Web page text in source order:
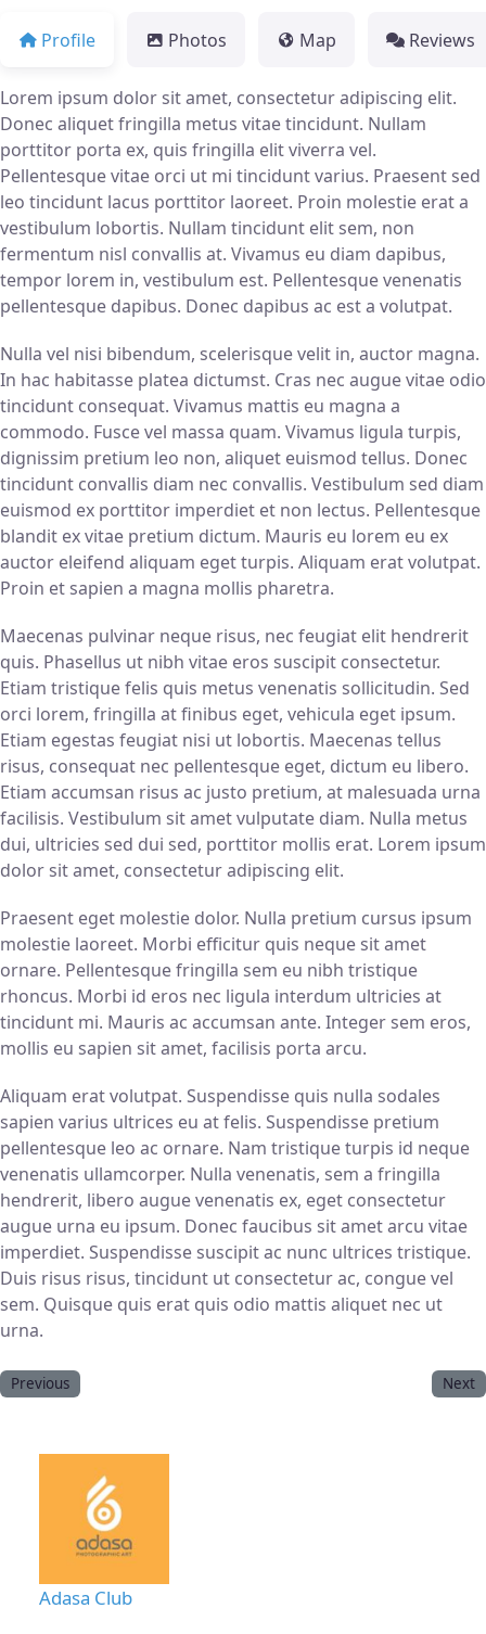
Profile Photos Map Reviews
Lorem ipsum dolor sit amet, consectetur adipiscing elit.
Donec aliquet fringilla metus vitae tincidunt. Nullam
porttitor porta ex, quis fringilla elit viverra vel.
Pellentesque vitae orci ut mi tincidunt varius. Praesent sed
leo tincidunt lacus porttitor laoreet. Proin molestie erat a
vestibulum lobortis. Nullam tincidunt elit sem, non
fermentum nisl convallis at. Vivamus eu diam dapibus,
tempor lorem in, vestibulum est. Pellentesque venenatis
pellentesque dapibus. Donec dapibus ac est a volutpat.
Nulla vel nisi bibendum, scelerisque velit in, auctor magna.
In hac habitasse platea dictumst. Cras nec augue vitae odio
tincidunt consequat. Vivamus mattis eu magna a
commodo. Fusce vel massa quam. Vivamus ligula turpis,
dignissim pretium leo non, aliquet euismod tellus. Donec
tincidunt convallis diam nec convallis. Vestibulum sed diam
euismod ex porttitor imperdiet et non lectus. Pellentesque
blandit ex vitae pretium dictum. Mauris eu lorem eu ex
auctor eleifend aliquam eget turpis. Aliquam erat volutpat.
Proin et sapien a magna mollis pharetra.
Maecenas pulvinar neque risus, nec feugiat elit hendrerit
quis. Phasellus ut nibh vitae eros suscipit consectetur.
Etiam tristique felis quis metus venenatis sollicitudin. Sed
orci lorem, fringilla at finibus eget, vehicula eget ipsum.
Etiam egestas feugiat nisi ut lobortis. Maecenas tellus
risus, consequat nec pellentesque eget, dictum eu libero.
Etiam accumsan risus ac justo pretium, at malesuada urna
facilisis. Vestibulum sit amet vulputate diam. Nulla metus
dui, ultricies sed dui sed, porttitor mollis erat. Lorem ipsum
dolor sit amet, consectetur adipiscing elit.
Praesent eget molestie dolor. Nulla pretium cursus ipsum
molestie laoreet. Morbi efficitur quis neque sit amet
ornare. Pellentesque fringilla sem eu nibh tristique
rhoncus. Morbi id eros nec ligula interdum ultricies at
tincidunt mi. Mauris ac accumsan ante. Integer sem eros,
mollis eu sapien sit amet, facilisis porta arcu.
Aliquam erat volutpat. Suspendisse quis nulla sodales
sapien varius ultrices eu at felis. Suspendisse pretium
pellentesque leo ac ornare. Nam tristique turpis id neque
venenatis ullamcorper. Nulla venenatis, sem a fringilla
hendrerit, libero augue venenatis ex, eget consectetur
augue urna eu ipsum. Donec faucibus sit amet arcu vitae
imperdiet. Suspendisse suscipit ac nunc ultrices tristique.
Duis risus risus, tincidunt ut consectetur ac, congue vel
sem. Quisque quis erat quis odio mattis aliquet nec ut
urna.
Previous Next
Adasa Club